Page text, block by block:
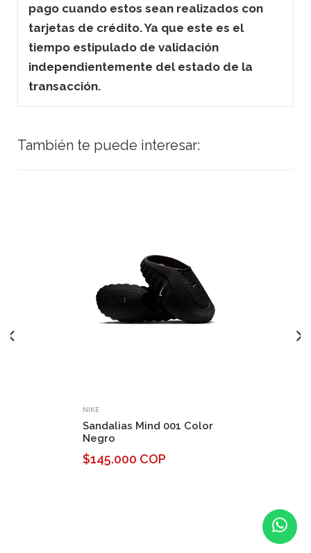
pago cuando estos sean realizados con
tarjetas de crédito. Ya que este es el
tiempo estipulado de validación
independientemente del estado de la
transacción.
También te puede interesar:
NIKE
Sandalias Mind 001 Color
Negro
$145.000 COP